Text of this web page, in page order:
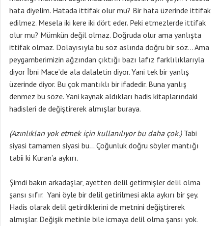
hata diyelim. Hatada ittifak olur mu? Bir hata üzerinde ittifak
edilmez. Mesela iki kere iki dört eder. Peki etmezlerde ittifak
olur mu? Mümkün değil olmaz. Doğruda olur ama yanlışta
ittifak olmaz. Dolayısıyla bu söz aslında doğru bir söz… Ama
peygamberimizin ağzından çıktığı bazı lafız farklılıklarıyla
diyor İbni Mace’de ala dalaletin diyor. Yani tek bir yanlış
üzerinde diyor. Bu çok mantıklı bir ifadedir. Buna yanlış
denmez bu söze. Yani kaynak aldıkları hadis kitaplarındaki
hadisleri de değiştirerek almışlar buraya.
(Azınlıkları yok etmek için kullanılıyor bu daha çok.)Tabi
siyasi tamamen siyasi bu… Çoğunluk doğru söyler mantığı
tabii ki Kuran’a aykırı.
Şimdi bakın arkadaşlar, ayetten delil getirmişler delil olma
şansı sıfır. Yani öyle bir delil getirilmesi akla aykırı bir şey.
Hadis olarak delil getirdiklerini de metnini değiştirerek
almışlar. Değişik metinle bile icmaya delil olma şansı yok.